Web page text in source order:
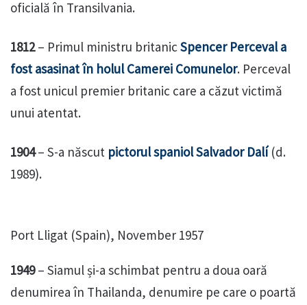
oficială în Transilvania.
1812– Primul ministru britanic Spencer Perceval a
fost asasinat în holul Camerei Comunelor. Perceval
a fost unicul premier britanic care a căzut victimă
unui atentat.
1904– S-a născut pictorul spaniol Salvador Dalí(d.
1989).
Port Lligat (Spain), November 1957
1949– Siamul și-a schimbat pentru a doua oară
denumirea în Thailanda, denumire pe care o poartă